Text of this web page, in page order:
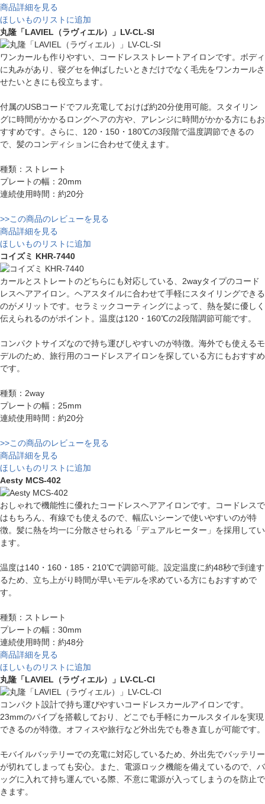
商品詳細を見る
ほしいものリストに追加
丸隆「LAVIEL（ラヴィエル）」LV-CL-SI
ワンカールも作りやすい、コードレスストレートアイロンです。ボディ
に丸みがあり、寝グセを伸ばしたいときだけでなく毛先をワンカールさ
せたいときにも役立ちます。
付属のUSBコードでフル充電しておけば約20分使用可能。スタイリン
グに時間がかかるロングヘアの方や、アレンジに時間がかかる方にもお
すすめです。さらに、120・150・180℃の3段階で温度調節できるの
で、髪のコンディションに合わせて使えます。
種類：ストレート
プレートの幅：20mm
連続使用時間：約20分
>>この商品のレビューを見る
商品詳細を見る
ほしいものリストに追加
コイズミ KHR-7440
カールとストレートのどちらにも対応している、2wayタイプのコード
レスヘアアイロン。ヘアスタイルに合わせて手軽にスタイリングできる
のがメリットです。セラミックコーティングによって、熱を髪に優しく
伝えられるのがポイント。温度は120・160℃の2段階調節可能です。
コンパクトサイズなので持ち運びしやすいのが特徴。海外でも使えるモ
デルのため、旅行用のコードレスアイロンを探している方にもおすすめ
です。
種類：2way
プレートの幅：25mm
連続使用時間：約20分
>>この商品のレビューを見る
商品詳細を見る
ほしいものリストに追加
Aesty MCS-402
おしゃれで機能性に優れたコードレスヘアアイロンです。コードレスで
はもちろん、有線でも使えるので、幅広いシーンで使いやすいのが特
徴。髪に熱を均一に分散させられる「デュアルヒーター」を採用してい
ます。
温度は140・160・185・210℃で調節可能。設定温度に約48秒で到達す
るため、立ち上がり時間が早いモデルを求めている方にもおすすめで
す。
種類：ストレート
プレートの幅：30mm
連続使用時間：約48分
商品詳細を見る
ほしいものリストに追加
丸隆「LAVIEL（ラヴィエル）」LV-CL-CI
コンパクト設計で持ち運びやすいコードレスカールアイロンです。
23mmのパイプを搭載しており、どこでも手軽にカールスタイルを実現
できるのが特徴。オフィスや旅行など外出先でも巻き直しが可能です。
モバイルバッテリーでの充電に対応しているため、外出先でバッテリー
が切れてしまっても安心。また、電源ロック機能を備えているので、バ
ッグに入れて持ち運んでいる際、不意に電源が入ってしまうのを防止で
きます。